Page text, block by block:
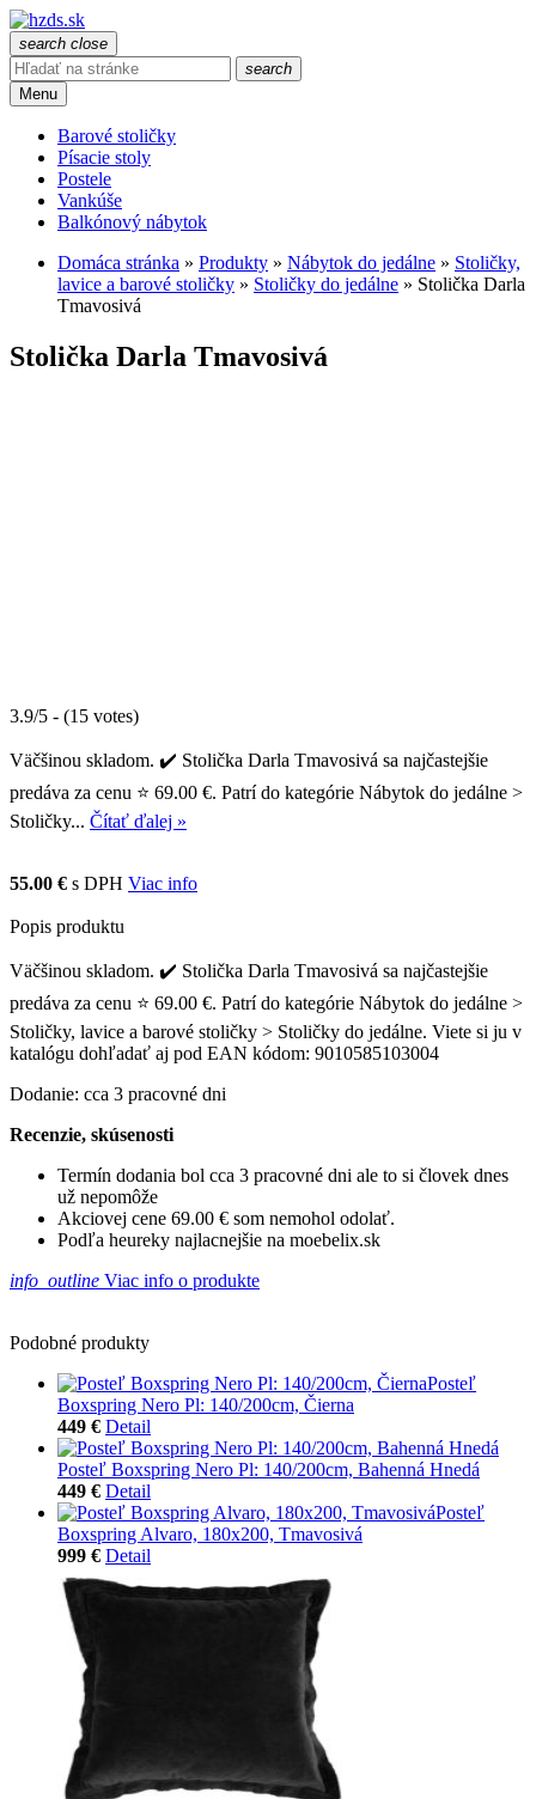
search close
search
Menu
Barové stoličky
Písacie stoly
Postele
Vankúše
Balkónový nábytok
Domáca stránka » Produkty » Nábytok do jedálne » Stoličky,
lavice a barové stoličky » Stoličky do jedálne » Stolička Darla
Tmavosivá
Stolička Darla Tmavosivá
3.9/5 - (15 votes)
Väčšinou skladom. ✔️ Stolička Darla Tmavosivá sa najčastejšie
predáva za cenu ⭐ 69.00 €. Patrí do kategórie Nábytok do jedálne >
Stoličky... Čítať ďalej »
55.00 € s DPH Viac info
Popis produktu
Väčšinou skladom. ✔️ Stolička Darla Tmavosivá sa najčastejšie
predáva za cenu ⭐ 69.00 €. Patrí do kategórie Nábytok do jedálne >
Stoličky, lavice a barové stoličky > Stoličky do jedálne. Viete si ju v
katalógu dohľadať aj pod EAN kódom: 9010585103004
Dodanie: cca 3 pracovné dni
Recenzie, skúsenosti
Termín dodania bol cca 3 pracovné dni ale to si človek dnes
už nepomôže
Akciovej cene 69.00 € som nemohol odolať.
Podľa heureky najlacnejšie na moebelix.sk
info_outline Viac info o produkte
Podobné produkty
Posteľ
Boxspring Nero Pl: 140/200cm, Čierna
449 € Detail
Posteľ Boxspring Nero Pl: 140/200cm, Bahenná Hnedá
449 € Detail
Posteľ
Boxspring Alvaro, 180x200, Tmavosivá
999 € Detail